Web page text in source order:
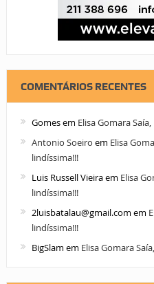
COMENTÁRIOS RECENTES
Gomesem Elisa Gomara
Antonio Soeiro em Elisa
lindíssima!!!
Luis Russell Vieiraem Elisa
lindíssima!!!
2luisbatalau@gmail.com em
lindíssima!!!
BigSlam em Elisa Gomara